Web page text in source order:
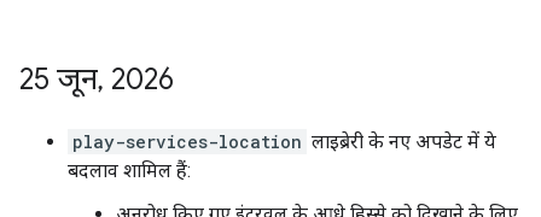
25 जून, 2026
play-services-location लाइब्रेरी के नए अपडेट में ये
बदलाव शामिल हैं: